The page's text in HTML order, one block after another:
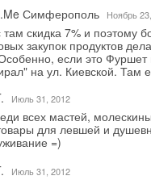
Симферополь
Ноябрь
скидка 7% и поэтому
закупок продуктов
если это
на ул. Киевской. Там
Июль 31, 2012
всех мастей,
для левшей и
=)
Июль 31, 2012